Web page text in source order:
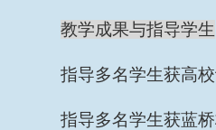
教学成果与指导学生
指导多名学生获高
指导多名学生获蓝